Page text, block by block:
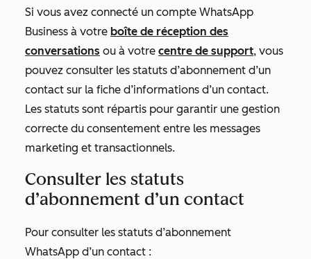
Si vous avez connecté un compte WhatsApp
Business à votre boîte de réception des
conversations ou à votre centre de support, vous
pouvez consulter les statuts d’abonnement d’un
contact sur la fiche d’informations d’un contact.
Les statuts sont répartis pour garantir une gestion
correcte du consentement entre les messages
marketing et transactionnels.
Consulter les statuts
d’abonnement d’un contact
Pour consulter les statuts d’abonnement
WhatsApp d’un contact :